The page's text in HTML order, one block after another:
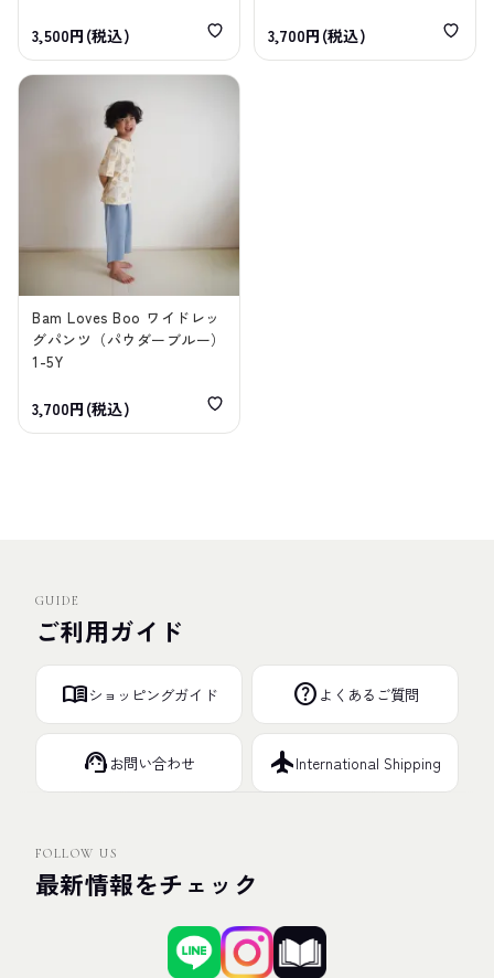
3,500円(税込) 3,700円(税込)
Bam Loves Boo ワイドレッ
グパンツ（パウダーブルー）
1-5Y
3,700円(税込)
GUIDE
ご利用ガイド
menu_bookショッピングガイド help よくあるご質問
support_agent お問い合わせ flightInternational Shipping
FOLLOW US
最新情報をチェック